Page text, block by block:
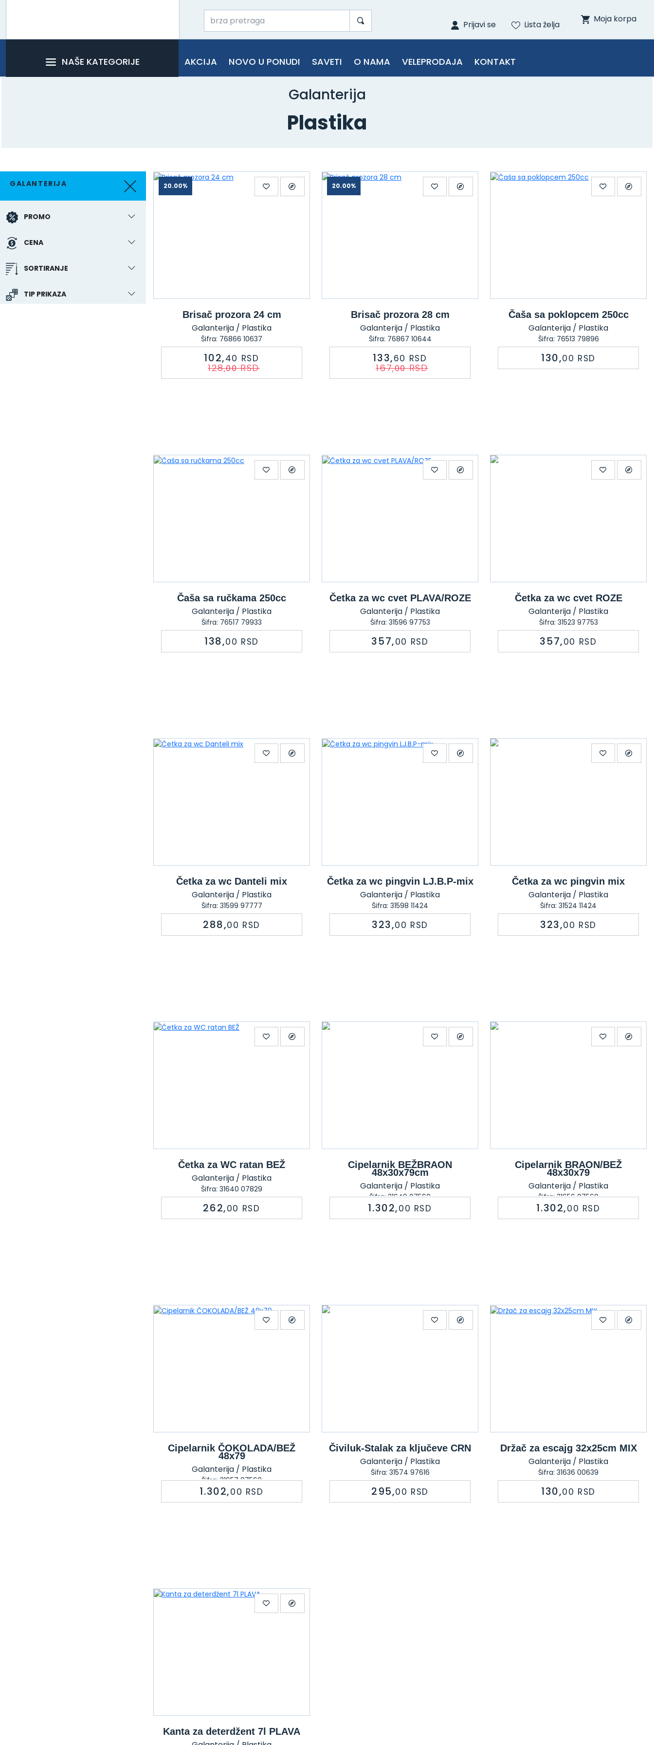
Prijavi se Lista želja
Moja korpa
NAŠE KATEGORIJE AKCIJA NOVO U PONUDI SAVETI O NAMA VELEPRODAJA KONTAKT
Galanterija
Plastika
GALANTERIJA
PROMO
CENA
SORTIRANJE
TIP PRIKAZA
20.00%
Brisač prozora 24 cm
Galanterija / Plastika
Šifra: 76866 10637
102,40 RSD
128,00RSD
20.00%
Brisač prozora 28 cm
Galanterija / Plastika
Šifra: 76867 10644
133,60 RSD
167,00RSD
Čaša sa poklopcem 250cc
Galanterija / Plastika
Šifra: 76513 79896
130,00 RSD
Čaša sa ručkama 250cc
Galanterija / Plastika
Šifra: 76517 79933
138,00 RSD
Četka za wc cvet PLAVA/ROZE
Galanterija / Plastika
Šifra: 31596 97753
357,00 RSD
Četka za wc cvet ROZE
Galanterija / Plastika
Šifra: 31523 97753
357,00 RSD
Četka za wc Danteli mix
Galanterija / Plastika
Šifra: 31599 97777
288,00 RSD
Četka za wc pingvin LJ.B.P-mix
Galanterija / Plastika
Šifra: 31598 11424
323,00 RSD
Četka za wc pingvin mix
Galanterija / Plastika
Šifra: 31524 11424
323,00 RSD
Četka za WC ratan BEŽ
Galanterija / Plastika
Šifra: 31640 07829
262,00 RSD
Cipelarnik BEŽBRAON
48x30x79cm
Galanterija / Plastika
Šifra: 31649 07560
1.302,00 RSD
Cipelarnik BRAON/BEŽ
48x30x79
Galanterija / Plastika
Šifra: 31656 07560
1.302,00 RSD
Cipelarnik ČOKOLADA/BEŽ
48x79
Galanterija / Plastika
Šifra: 31657 07560
1.302,00 RSD
Čiviluk-Stalak za ključeve CRN
Galanterija / Plastika
Šifra: 31574 97616
295,00 RSD
Držač za escajg 32x25cm MIX
Galanterija / Plastika
Šifra: 31636 00639
130,00 RSD
Kanta za deterdžent 7l PLAVA